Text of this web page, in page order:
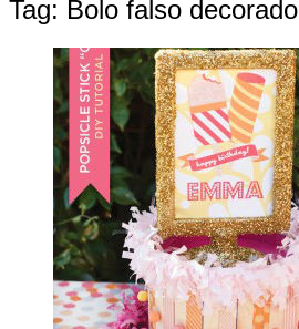
Tag: Bolo falso decorado